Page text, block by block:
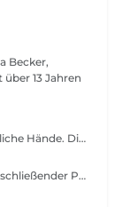
Eine klassische Maniküre für gepflegte, natürliche Hände. Die Behandlung umfasst das Kürzen und Feilen der Nägel, die sorgfältige Pflege der Nagelhaut, ein leichtes Polieren bei Bedarf sowie das Auftragen von pflegendem Nagelöl und einer feuchtigkeitsspendenden Handcreme. Diese Behandlung beinhaltet keine Applikation.
Genießen Sie eine klassische Maniküre mit anschließender Peel-Off-Lackierung. Dieses innovative System sorgt für ein glänzendes, langanhaltendes Ergebnis. Durch die Aushärtung unter der LED-Lampe ist die Lackierung sofort trocken keine Dellen, keine Druckstellen und kein Verwischen nach der Behandlung. Ich verwende keinen herkömmlichen Nagellack, da Peel-Off-Systeme den Naturnagel schonen, geruchsärmer sind, länger halten und sich besonders sanft entfernen lassen.